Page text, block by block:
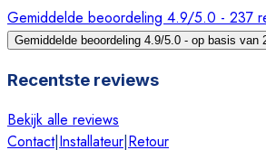
Gemiddelde beoordeling 4.9/5.0 - 237
Gemiddelde beoordeling 4.9/5.0 - op basis van
Recentste reviews
Bekijk alle reviews
Contact|Installateur|Retour